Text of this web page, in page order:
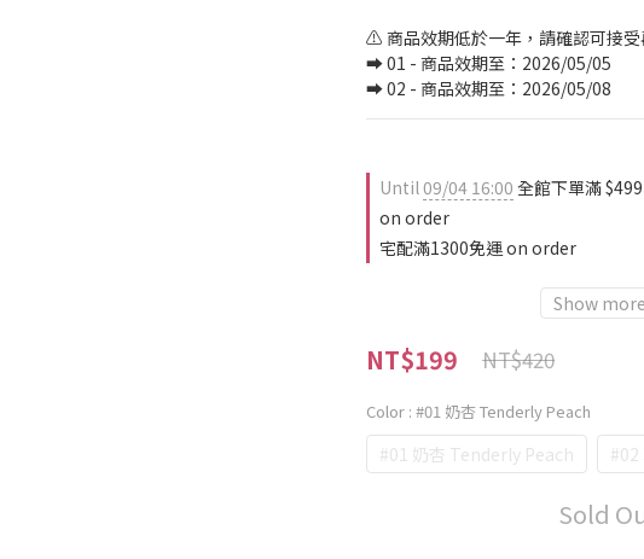
⚠️ 商品效期低於一年，請確認可接受
➡️ 01 - 商品效期至：2026/05/05
➡️ 02 - 商品效期至：2026/05/08
Until09/04 16:00 全館下單滿
on order
宅配滿1300免運 on order
Show more
NT$199 NT$420
Color : #01 奶杏 Tenderly Peach
#01 奶杏 Tenderly Peach #02
Sold